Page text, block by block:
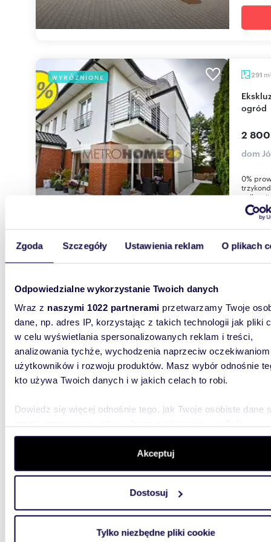
Zgoda Szczegóły Ustawienia reklam O plikach
Odpowiedzialne wykorzystanie Twoich danych
Wraz z naszymi 1022 partnerami przetwarzamy Twoje
dane, np. adres IP, korzystając z takich technologii jak pliki
w celu wyświetlania spersonalizowanych reklam i treści,
analizowania tychże, wychodzenia naprzeciw oczekiwaniom
użytkowników i rozwoju produktów. Masz wybór odnośnie
kto używa Twoich danych i w jakich celach to robi.
Dowiedz się więcej odnośnie tego, jak Twoje osobiste dane
szczegółów. W Deklaracji plików cookie możesz zmienić
wycofać swoją zgodę w dowolnej chwili.
aby oferować funkcje społecznościowe i analizować ruch w
witrynie. Informacje o tym, jak korzystasz z naszej witryny,
analitycznym. Partnerzy mogą połączyć te informacje z
Akceptuj
Dostosuj
Tylko niezbędne pliki cookie
WYRÓŻNIONE 291 m
Ekskluzywny dom 291 m² z garażem - tarasy i
ogród
2
dom
0%
WYRÓŻNIONE
Polecam elegancki 72 m² apartament w inwestycji
1 797
WYRÓŻNIONE 71m